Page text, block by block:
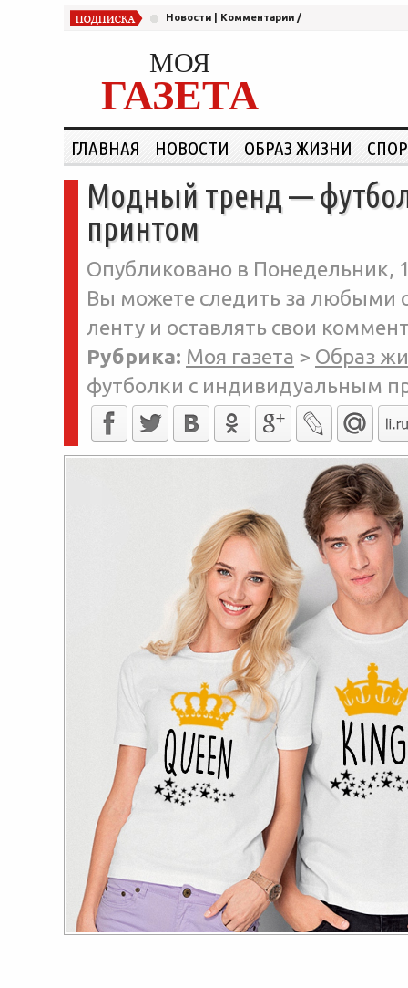
Новости Комментарии /
МОЯ
ГАЗЕТА
ГЛАВНАЯ НОВОСТИ ОБРАЗ ЖИЗНИ
Модный тренд —
принтом
Опубликовано в Понедельник,
Вы можете следить за любыми
ленту и оставлять свои
Рубрика: Моя газета > Образ
футболки с индивидуальным